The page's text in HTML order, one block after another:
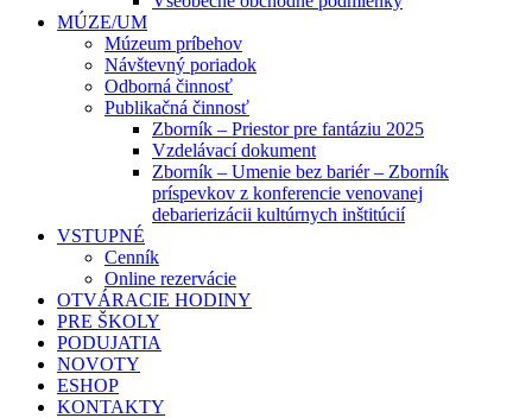
MÚZE/UM
Múzeum príbehov
Návštevný poriadok
Odborná činnosť
Publikačná činnosť
Zborník – Priestor pre fantáziu 2025
Vzdelávací dokument
Zborník – Umenie bez bariér – Zborník
príspevkov z konferencie venovanej
debarierizácii kultúrnych inštitúcií
VSTUPNÉ
Cenník
Online rezervácie
OTVÁRACIE HODINY
PRE ŠKOLY
PODUJATIA
NOVOTY
ESHOP
KONTAKTY